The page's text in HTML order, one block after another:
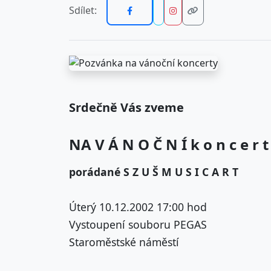
Sdílet:
Srdečně Vás zveme
NA V Á N O Č N Í k o n c e r
porádané S Z U Š M U S I C A R T
Úterý 10.12.2002 17:00 hod
Vystoupení souboru PEGAS
Staroměstské náměstí